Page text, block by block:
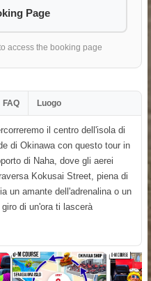
Page
access the booking page
FAQ Luogo
il centro dell'isola di
di Okinawa con questo tour in
di Naha, dove gli aerei
Kokusai Street, piena di
un amante dell'adrenalina o un
di un'ora ti lascerà